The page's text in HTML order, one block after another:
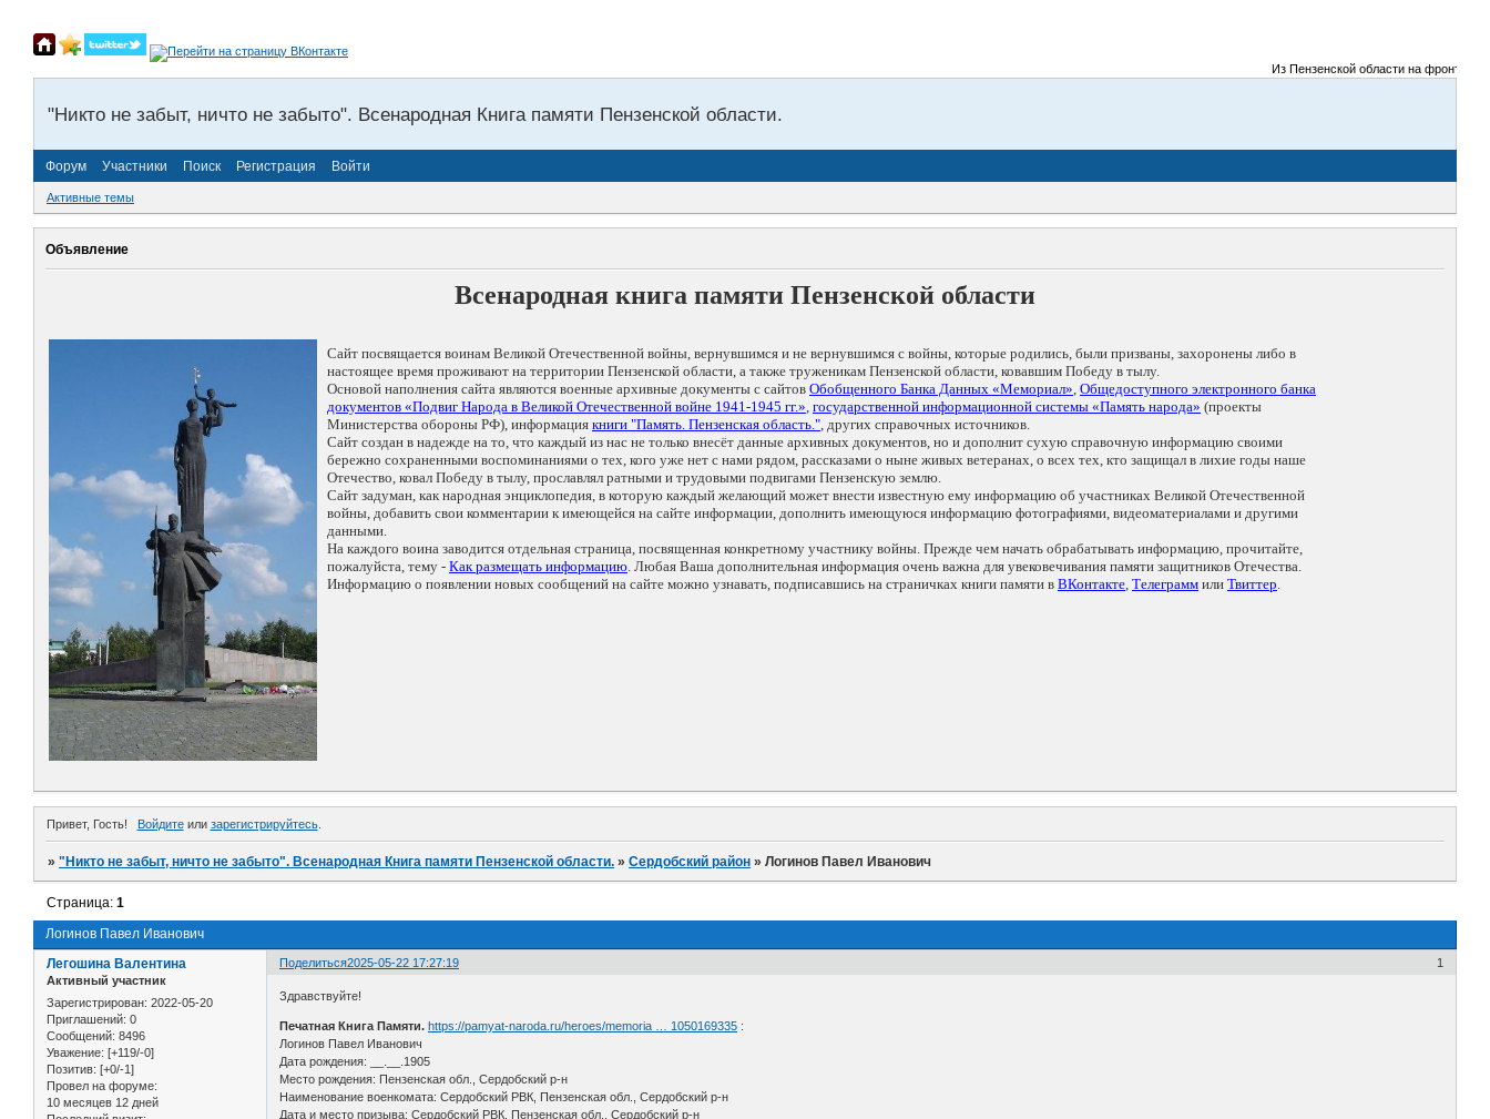
Из Пензенской области на фронты
"Никто не забыт, ничто не забыто". Всенародная Книга памяти Пензенской области.
Форум Участники Поиск Регистрация Войти
Активные темы
Объявление
Всенародная книга памяти Пензенской области
Сайт посвящается воинам Великой Отечественной войны, вернувшимся и не вернувшимся с войны, которые родились, были призваны, захоронены либо в
настоящее время проживают на территории Пензенской области, а также труженикам Пензенской области, ковавшим Победу в тылу.
Основой наполнения сайта являются военные архивные документы с сайтов Обобщенного Банка Данных «Мемориал», Общедоступного электронного банка
документов «Подвиг Народа в Великой Отечественной войне 1941-1945 гг.», государственной информационной системы «Память народа» (проекты
Министерства обороны РФ), информация книги "Память. Пензенская область.", других справочных источников.
Сайт создан в надежде на то, что каждый из нас не только внесёт данные архивных документов, но и дополнит сухую справочную информацию своими
бережно сохраненными воспоминаниями о тех, кого уже нет с нами рядом, рассказами о ныне живых ветеранах, о всех тех, кто защищал в лихие годы наше
Отечество, ковал Победу в тылу, прославлял ратными и трудовыми подвигами Пензенскую землю.
Сайт задуман, как народная энциклопедия, в которую каждый желающий может внести известную ему информацию об участниках Великой Отечественной
войны, добавить свои комментарии к имеющейся на сайте информации, дополнить имеющуюся информацию фотографиями, видеоматериалами и другими
данными.
На каждого воина заводится отдельная страница, посвященная конкретному участнику войны. Прежде чем начать обрабатывать информацию, прочитайте,
пожалуйста, тему - Как размещать информацию. Любая Ваша дополнительная информация очень важна для увековечивания памяти защитников Отечества.
Информацию о появлении новых сообщений на сайте можно узнавать, подписавшись на страничках книги памяти в ВКонтакте, Телеграмм или Твиттер.
Привет, Гость! Войдитеили зарегистрируйтесь.
»"Никто не забыт, ничто не забыто". Всенародная Книга памяти Пензенской области. »Сердобский район »Логинов Павел Иванович
Логинов Павел Иванович
Страница:1
Поделиться 1
2025-05-22 17:27:19
Легошина Валентина
Активный участник
Зарегистрирован: 2022-05-20
Приглашений: 0
Сообщений: 8496
Уважение: [+119/-0]
Позитив: [+0/-1]
Провел на форуме:
10 месяцев 12 дней
Здравствуйте!
Печатная Книга Памяти. https://pamyat-naroda.ru/heroes/memoria … 1050169335 :
Логинов Павел Иванович
Дата рождения: __.__.1905
Место рождения: Пензенская обл., Сердобский р-н
Наименование военкомата: Сердобский РВК, Пензенская обл., Сердобский р-н
Дата и место призыва: Сердобский РВК, Пензенская обл., Сердобский р-н